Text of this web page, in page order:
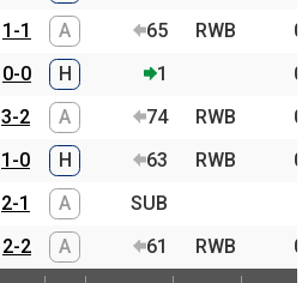
1-1 A 65 RWB
0-0 H 1
3-2 A 74 RWB
1-0 H 63 RWB
2-1 A
SUB
2-2 A 61 RWB